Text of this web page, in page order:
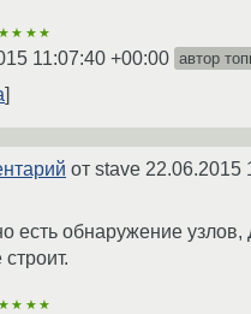
11:07:40 +00:00 автор
от stave 22.06.2015
есть обнаружение узлов,